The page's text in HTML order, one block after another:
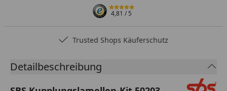
4,81/ 5
Trusted Shops Käuferschutz
Detailbeschreibung